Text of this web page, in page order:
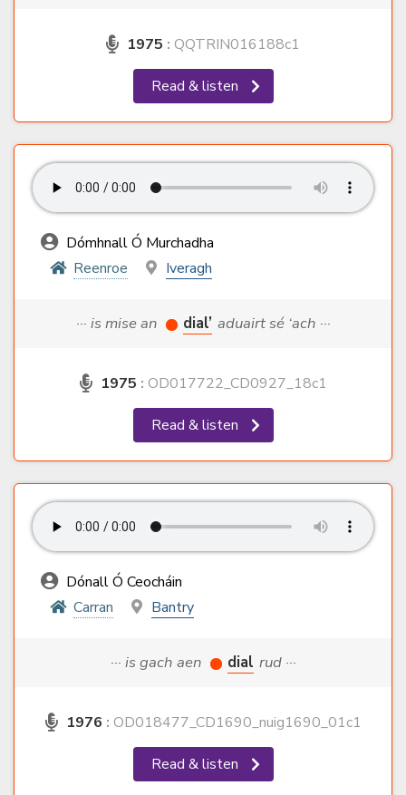
1975 : QQTRIN016188c1
Read & listen
Dómhnall Ó Murchadha
Reenroe
Iveragh
··· is mise an dial’ aduairt sé ‘ach ···
1975 : OD017722_CD0927_18c1
Read & listen
Dónall Ó Ceocháin
Carran
Bantry
··· is gach aen dial rud ···
1976 : OD018477_CD1690_nuig1690_01c1
Read & listen